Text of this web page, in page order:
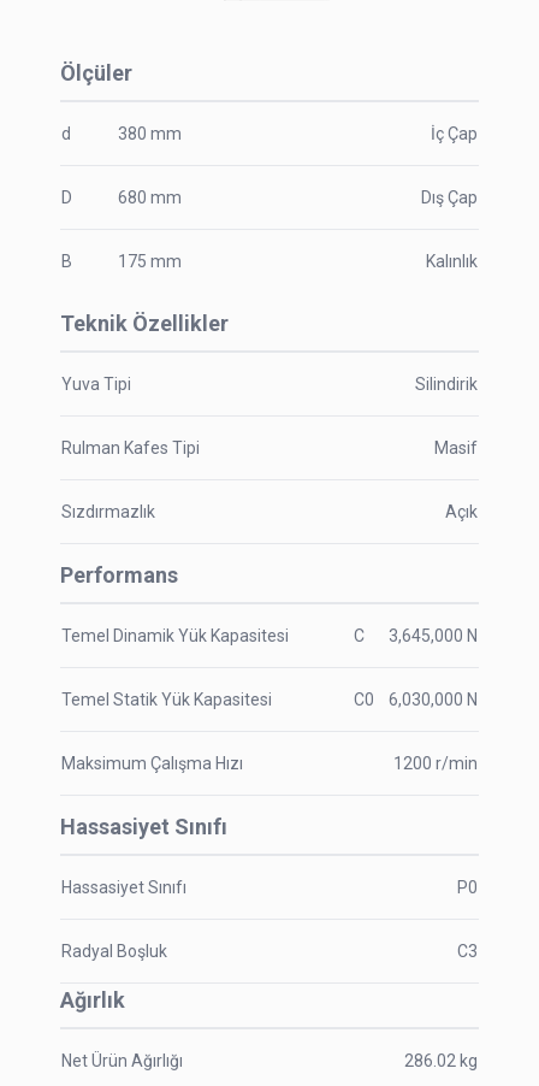
Ölçüler
d 380 mm İç Çap
D 680 mm Dış Çap
B 175 mm Kalınlık
Teknik Özellikler
Yuva Tipi Silindirik
Rulman Kafes Tipi Masif
Sızdırmazlık Açık
Performans
Temel Dinamik Yük Kapasitesi C 3,645,000 N
Temel Statik Yük Kapasitesi C0 6,030,000 N
Maksimum Çalışma Hızı 1200 r/min
Hassasiyet Sınıfı
Hassasiyet Sınıfı P0
Radyal Boşluk C3
Ağırlık
Net Ürün Ağırlığı 286.02 kg